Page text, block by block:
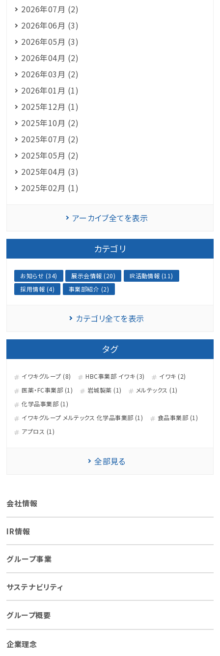
2026年07月 (2)
2026年06月 (3)
2026年05月 (3)
2026年04月 (2)
2026年03月 (2)
2026年01月 (1)
2025年12月 (1)
2025年10月 (2)
2025年07月 (2)
2025年05月 (2)
2025年04月 (3)
2025年02月 (1)
アーカイブ全てを表示
カテゴリ
お知らせ (34) 展示会情報 (20)
IR活動情報 (11)
採用情報 (4)
事業部紹介 (2)
カテゴリ全てを表示
タグ
イワキグループ (8) HBC事業部 イワキ (3)
イワキ (2)
医薬・FC事業部 (1)
岩城製薬 (1)
メルテックス (1)
化学品事業部 (1)
イワキグループ メルテックス 化学品事業部 (1)
食品事業部 (1)
アプロス (1)
全部見る
会社情報
IR情報
グループ事業
サステナビリティ
グループ概要
企業理念